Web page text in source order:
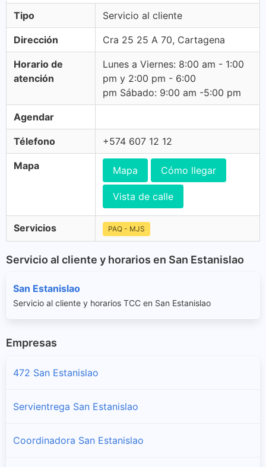
Tipo Servicio al cliente
Dirección Cra 25 25 A 70, Cartagena
Horario de
atención
Lunes a Viernes: 8:00 am - 1:00
pm y 2:00 pm - 6:00
pm Sábado: 9:00 am -5:00 pm
Agendar
Télefono +574 607 12 12
Mapa Mapa Cómo llegar
Vista de calle
Servicios PAQ - MJS
Servicio al cliente y horarios en San Estanislao
San Estanislao
Servicio al cliente y horarios TCC en San Estanislao
Empresas
472 San Estanislao
Servientrega San Estanislao
Coordinadora San Estanislao